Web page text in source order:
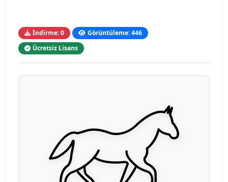
İndirme: 0
Görüntüleme: 446
Ücretsiz Lisans